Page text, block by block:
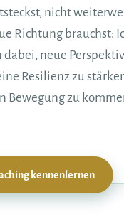
nicht
Richtung brauchst:
dabei, neue
Resilienz zu
Bewegung zu
kennenlernen